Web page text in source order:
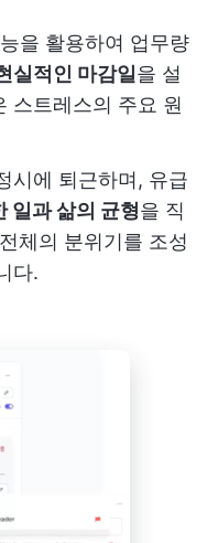
을 활용하여 업무량
실적인 마감일을 설
스트레스의 주요 원
시에 퇴근하며, 유급
일과 삶의 균형을 직
체의 분위기를 조성
다.